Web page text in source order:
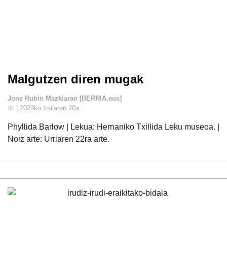
Malgutzen diren mugak
Jone Rubio Mazkiaran [BERRIA.eus]
| 2023ko Irailaren 20a
Phyllida Barlow | Lekua: Hernaniko Txillida Leku museoa. |
Noiz arte: Urriaren 22ra arte.